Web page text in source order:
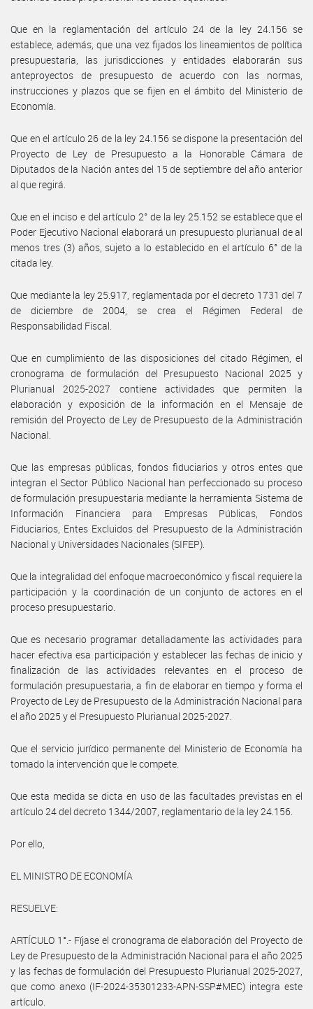
Que en la reglamentación del artículo 24 de la ley 24.156 se
establece, además, que una vez fijados los lineamientos de política
presupuestaria, las jurisdicciones y entidades elaborarán sus
anteproyectos de presupuesto de acuerdo con las normas,
instrucciones y plazos que se fijen en el ámbito del Ministerio de
Economía.
Que en el artículo 26 de la ley 24.156 se dispone la presentación del
Proyecto de Ley de Presupuesto a la Honorable Cámara de
Diputados de la Nación antes del 15 de septiembre del año anterior
al que regirá.
Que en el inciso e del artículo 2° de la ley 25.152 se establece que el
Poder Ejecutivo Nacional elaborará un presupuesto plurianual de al
menos tres (3) años, sujeto a lo establecido en el artículo 6° de la
citada ley.
Que mediante la ley 25.917, reglamentada por el decreto 1731 del 7
de diciembre de 2004, se crea el Régimen Federal de
Responsabilidad Fiscal.
Que en cumplimiento de las disposiciones del citado Régimen, el
cronograma de formulación del Presupuesto Nacional 2025 y
Plurianual 2025-2027 contiene actividades que permiten la
elaboración y exposición de la información en el Mensaje de
remisión del Proyecto de Ley de Presupuesto de la Administración
Nacional.
Que las empresas públicas, fondos fiduciarios y otros entes que
integran el Sector Público Nacional han perfeccionado su proceso
de formulación presupuestaria mediante la herramienta Sistema de
Información Financiera para Empresas Públicas, Fondos
Fiduciarios, Entes Excluidos del Presupuesto de la Administración
Nacional y Universidades Nacionales (SIFEP).
Que la integralidad del enfoque macroeconómico y fiscal requiere la
participación y la coordinación de un conjunto de actores en el
proceso presupuestario.
Que es necesario programar detalladamente las actividades para
hacer efectiva esa participación y establecer las fechas de inicio y
finalización de las actividades relevantes en el proceso de
formulación presupuestaria, a fin de elaborar en tiempo y forma el
Proyecto de Ley de Presupuesto de la Administración Nacional para
el año 2025 y el Presupuesto Plurianual 2025-2027.
Que el servicio jurídico permanente del Ministerio de Economía ha
tomado la intervención que le compete.
Que esta medida se dicta en uso de las facultades previstas en el
artículo 24 del decreto 1344/2007, reglamentario de la ley 24.156.
Por ello,
EL MINISTRO DE ECONOMÍA
RESUELVE:
ARTÍCULO 1°.- Fíjase el cronograma de elaboración del Proyecto de
Ley de Presupuesto de la Administración Nacional para el año 2025
y las fechas de formulación del Presupuesto Plurianual 2025-2027,
que como anexo (IF-2024-35301233-APN-SSP#MEC) integra este
artículo.